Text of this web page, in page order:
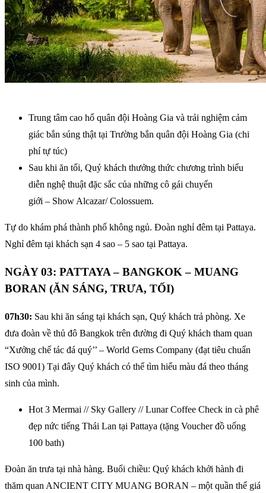
Trung tâm cao hổ quân đội Hoàng Gia và trải nghiệm cảm
giác bắn súng thật tại Trường bắn quân đội Hoàng Gia (chi
phí tự túc)
Sau khi ăn tối, Quý khách thưởng thức chương trình biểu
diễn nghệ thuật đặc sắc của những cô gái chuyển
giới – Show Alcazar/ Colossuem.
Tự do khám phá thành phố không ngủ. Đoàn nghỉ đêm tại Pattaya.
Nghỉ đêm tại khách sạn 4 sao – 5 sao tại Pattaya.
NGÀY 03: PATTAYA – BANGKOK – MUANG
BORAN (ĂN SÁNG, TRƯA, TỐI)
07h30: Sau khi ăn sáng tại khách sạn, Quý khách trả phòng. Xe
đưa đoàn về thủ đô Bangkok trên đường đi Quý khách tham quan
“Xưởng chế tác đá quý’’ – World Gems Company (đạt tiêu chuẩn
ISO 9001) Tại đây Quý khách có thể tìm hiểu màu đá theo tháng
sinh của mình.
Hot 3 Mermai // Sky Gallery // Lunar Coffee Check in cà phê
đẹp nức tiếng Thái Lan tại Pattaya (tặng Voucher đồ uống
100 bath)
Đoàn ăn trưa tại nhà hàng. Buổi chiều: Quý khách khởi hành đi
thăm quan ANCIENT CITY MUANG BORAN – một quần thể giá